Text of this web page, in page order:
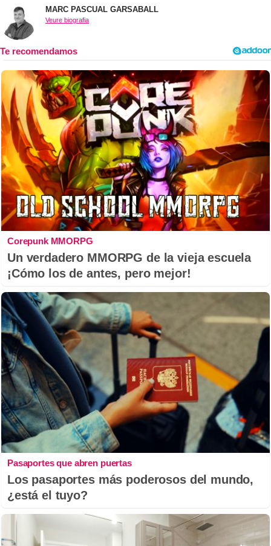
MARC PASCUAL GARSABALL
Veure biografia
Corepunk MMORPG
Un verdadero MMORPG de la vieja escuela
¡Cómo los de antes, pero mejor!
Pasaportes que abren puertas
Los pasaportes más poderosos del mundo,
¿está el tuyo?